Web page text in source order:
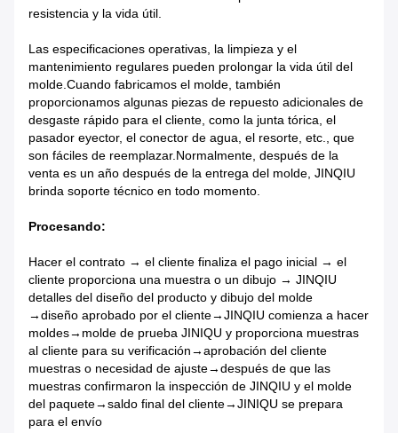
resistencia y la vida útil.
Las especificaciones operativas, la limpieza y el
mantenimiento regulares pueden prolongar la vida útil del
molde.Cuando fabricamos el molde, también
proporcionamos algunas piezas de repuesto adicionales de
desgaste rápido para el cliente, como la junta tórica, el
pasador eyector, el conector de agua, el resorte, etc., que
son fáciles de reemplazar.Normalmente, después de la
venta es un año después de la entrega del molde, JINQIU
brinda soporte técnico en todo momento.
Procesando:
Hacer el contrato → el cliente finaliza el pago inicial → el
cliente proporciona una muestra o un dibujo → JINQIU
detalles del diseño del producto y dibujo del molde
→diseño aprobado por el cliente→JINQIU comienza a hacer
moldes→molde de prueba JINIQU y proporciona muestras
al cliente para su verificación→aprobación del cliente
muestras o necesidad de ajuste→después de que las
muestras confirmaron la inspección de JINQIU y el molde
del paquete→saldo final del cliente→JINIQU se prepara
para el envío